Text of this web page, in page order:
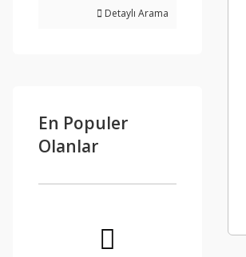
Detaylı Arama
En Populer
Olanlar